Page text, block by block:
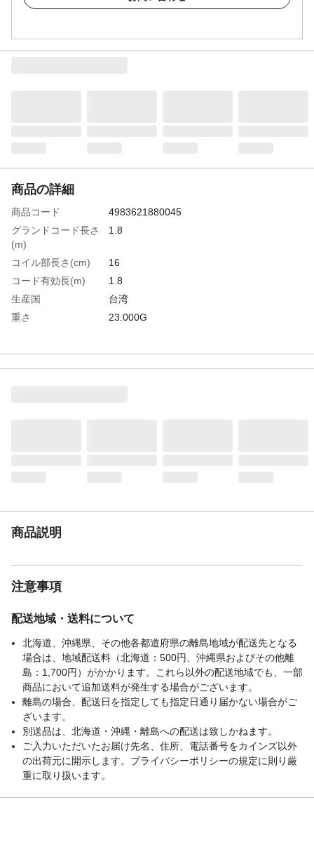
商品の詳細
商品コード
4983621880045
グランドコード長さ
(m)
1.8
コイル部長さ(cm)
16
コード有効長(m)
1.8
生産国
台湾
重さ
23.000G
材質2
グランドコード被覆：ポリウレタン
商品説明
注意事項
配送地域・送料について
北海道、沖縄県、その他各都道府県の離島地域が配送先となる
場合は、地域配送料（北海道：500円、沖縄県およびその他離
島：1,700円）がかかります。これら以外の配送地域でも、一部
商品において追加送料が発生する場合がございます。
離島の場合、配送日を指定しても指定日通り届かない場合がご
ざいます。
別送品は、北海道・沖縄・離島への配送は致しかねます。
ご入力いただいたお届け先名、住所、電話番号をカインズ以外
の出荷元に開示します。プライバシーポリシーの規定に則り厳
重に取り扱います。